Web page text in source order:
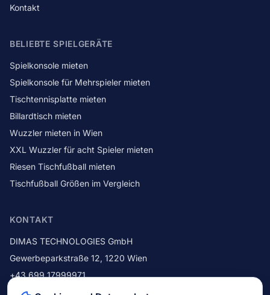
Kontakt
BELIEBTE SPIELGERÄTE
Spielkonsole mieten
Spielkonsole für Mehrspieler mieten
Tischtennisplatte mieten
Billardtisch mieten
Wuzzler mieten in Wien
XXL Wuzzler für acht Spieler mieten
Riesen Tischfußball mieten
Tischfußball Größen im Vergleich
KONTAKT
DIMAS TECHNOLOGIES GmbH
Gewerbeparkstraße 12, 1220 Wien
+43 699 17999971
+43 1 214 42 92